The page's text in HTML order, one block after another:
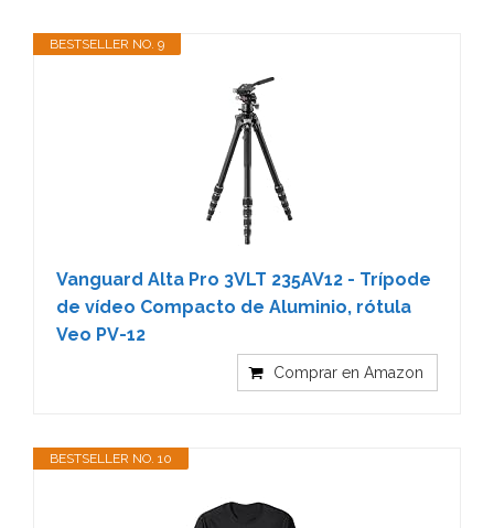
BESTSELLER NO. 9
Vanguard Alta Pro 3VLT 235AV12 - Trípode
de vídeo Compacto de Aluminio, rótula
Veo PV-12
Comprar en Amazon
BESTSELLER NO. 10